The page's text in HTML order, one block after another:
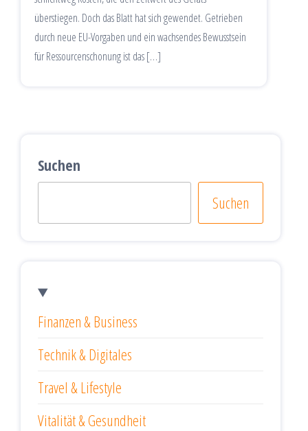
überstiegen. Doch das Blatt hat sich gewendet. Getrieben
durch neue EU-Vorgaben und ein wachsendes Bewusstsein
für Ressourcenschonung ist das […]
Suchen
Suchen
Finanzen & Business
Technik & Digitales
Travel & Lifestyle
Vitalität & Gesundheit